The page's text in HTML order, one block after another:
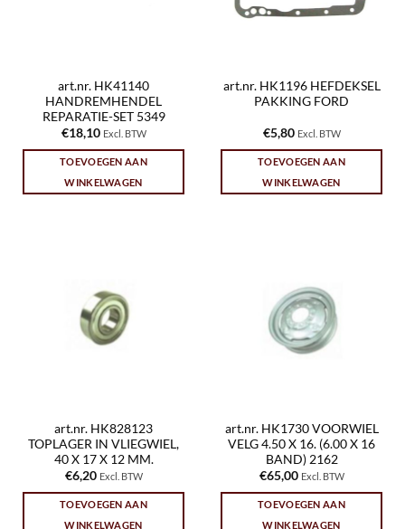
art.nr. HK41140
HANDREMHENDEL
REPARATIE-SET 5349
€18,10 Excl. BTW
TOEVOEGEN AAN
WINKELWAGEN
art.nr. HK1196 HEFDEKSEL
PAKKING FORD
€5,80 Excl. BTW
TOEVOEGEN AAN
WINKELWAGEN
art.nr. HK828123
TOPLAGER IN VLIEGWIEL,
40 X 17 X 12 MM.
€6,20 Excl. BTW
TOEVOEGEN AAN
WINKELWAGEN
art.nr. HK1730 VOORWIEL
VELG 4.50 X 16. (6.00 X 16
BAND) 2162
€65,00 Excl. BTW
TOEVOEGEN AAN
WINKELWAGEN